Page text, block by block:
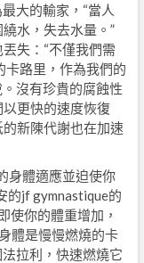
大的輸家，“當人
水，失去水量。”
失：“不僅我們需
路里，作為我們的
沒有珍貴的腐蝕性
更快的速度恢復
新陳代謝也在加速
身體適應並迫使你
的jf gymnastique的
使你的體重增加，
體是慢慢燃燒的卡
拉利，快速燃燒它